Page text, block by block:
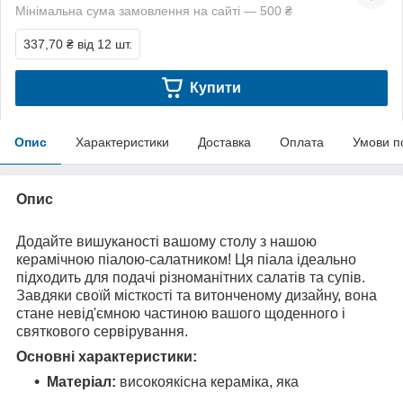
Мінімальна сума замовлення на сайті — 500 ₴
337,70 ₴ від 12 шт.
Купити
Опис Характеристики Доставка Оплата Умови
Опис
Додайте вишуканості вашому столу з нашою
керамічною піалою-салатником! Ця піала ідеально
підходить для подачі різноманітних салатів та супів.
Завдяки своїй місткості та витонченому дизайну, вона
стане невід'ємною частиною вашого щоденного і
святкового сервірування.
Основні характеристики:
Матеріал: високоякісна кераміка, яка